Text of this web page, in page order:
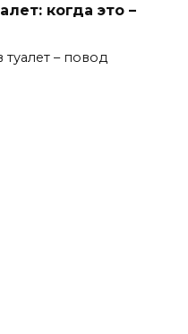
когда это –
– повод